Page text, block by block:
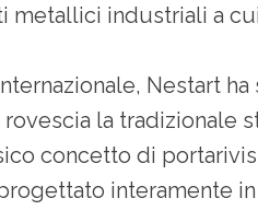
metallici industriali a
Nestart ha
la tradizionale
concetto di
interamente